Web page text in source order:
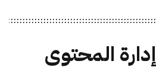
المحتوى